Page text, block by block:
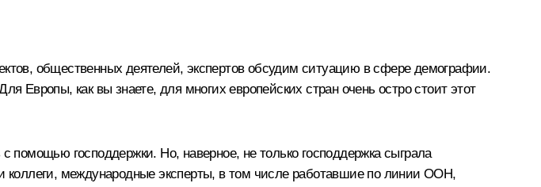
общественных деятелей, экспертов обсудим ситуацию в сфере демографии.
Европы, как вы знаете, для многих европейских стран очень остро стоит этот
помощью господдержки. Но, наверное, не только господдержка сыграла
международные эксперты, в том числе работавшие по линии ООН,